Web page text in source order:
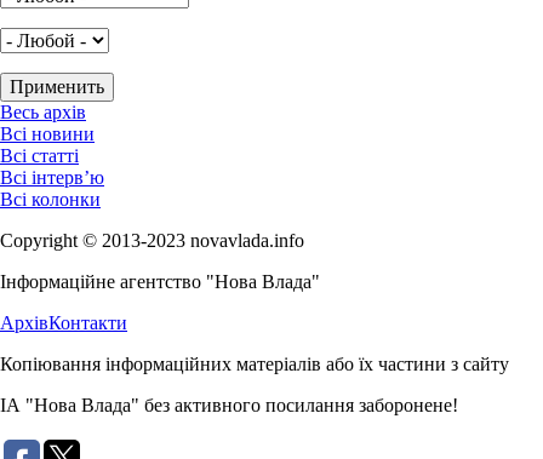
Весь архів
Всі новини
Всі статті
Всі інтерв’ю
Всі колонки
Copyright © 2013-2023 novavlada.info
Інформаційне агентство "Нова Влада"
АрхівКонтакти
Копіювання інформаційних матеріалів або їх частини з сайту
ІА "Нова Влада" без активного посилання заборонене!